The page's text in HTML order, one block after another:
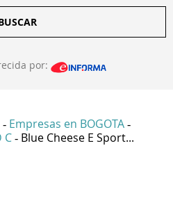
por:
- Empresas en BOGOTA -
C - Blue Cheese E Sport...